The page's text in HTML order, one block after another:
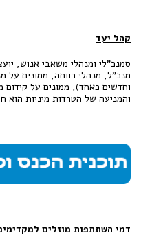
קהל יעד
סמנכ"לי ומנהלי משאבי אנוש,
מנכ"ל, מנהלי רווחה, ממונים על
וחדשים כאחד), ממונים על
והמניעה של הטרדות מיניות הוא
דמי השתתפות מוזלים